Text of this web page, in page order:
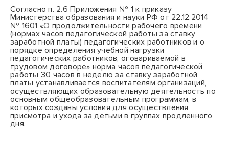
Согласно п. 2.6 Приложения № 1 к приказу
Министерства образования и науки РФ от 22.12.2014
№ 1601 «О продолжительности рабочего времени
(нормах часов педагогической работы за ставку
заработной платы) педагогических работников и о
порядке определения учебной нагрузки
педагогических работников, оговариваемой в
трудовом договоре» норма часов педагогической
работы 30 часов в неделю за ставку заработной
платы устанавливается воспитателям организаций,
осуществляющих образовательную деятельность по
основным общеобразовательным программам, в
которых созданы условия для осуществления
присмотра и ухода за детьми в группах продленного
дня.